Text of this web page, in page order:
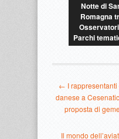
Notte di
Romagna
Parchi
← I rappresentanti
danese a
proposta di
Il mondo